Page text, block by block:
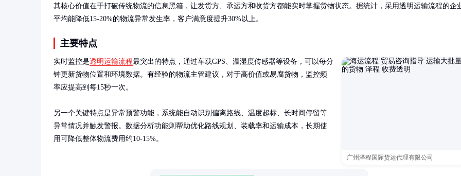
其核心价值在于打破传统物流的信息黑箱，让发货方、承运方和收货方都能实时掌握货物状态。据统计，采用透明运输流程的企
平均能降低15-20%的物流异常发生率，客户满意度提升30%以上。
主要特点
广州泽程国际货运代理有限公司
实时监控是透明运输流程最突出的特点，通过车载GPS、温湿度传感器等设备，可以每分
钟更新货物位置和环境数据。有经验的物流主管建议，对于高价值或易腐货物，监控频
率应提高到每15秒一次。
另一个关键特点是异常预警功能，系统能自动识别偏离路线、温度超标、长时间停留等
异常情况并触发警报。数据分析功能则帮助优化路线规划、装载率和运输成本，长期使
用可降低整体物流费用约10-15%。